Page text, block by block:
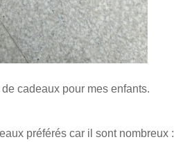
cadeaux pour mes enfants.
préférés car il sont nombreux :